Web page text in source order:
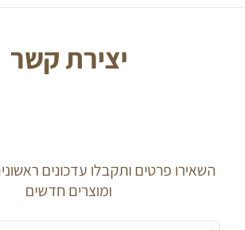
יצירת קשר
השאירו פרטים ותקבלו עדכונים
ומוצרים חדשים